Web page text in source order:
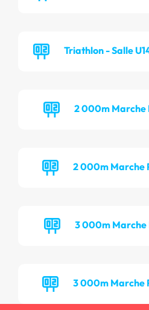
Triathlon - Salle
2 000m Marche
2 000m Marche
3 000m Marche
3 000m Marche